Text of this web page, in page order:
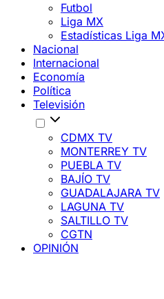
Futbol
Liga MX
Estadísticas Liga
Nacional
Internacional
Economía
Política
Televisión
CDMX TV
MONTERREY TV
PUEBLA TV
BAJÍO TV
GUADALAJARA TV
LAGUNA TV
SALTILLO TV
CGTN
OPINIÓN